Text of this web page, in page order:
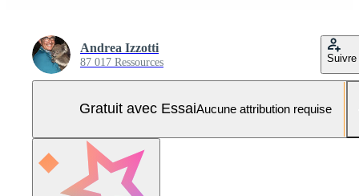
Andrea Izzotti
87 017 Ressources Suivre
Gratuit avec EssaiAucune attribution requise